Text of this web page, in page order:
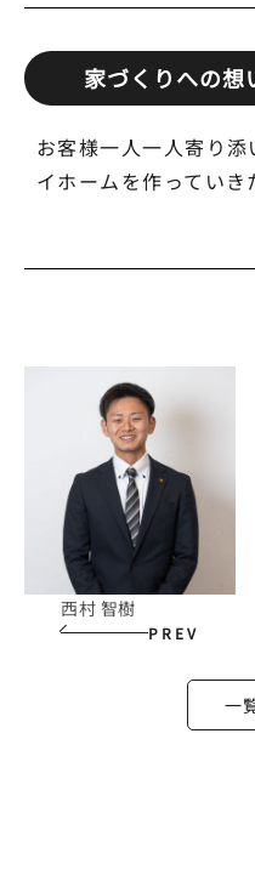
家づくりへの想
お客様一人一人寄り
イホームを作っていき
西村 智樹
PREV
一